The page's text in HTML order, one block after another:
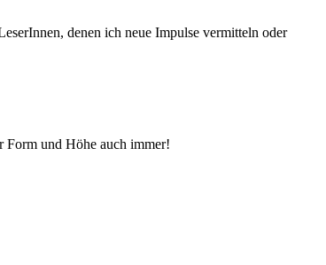
denen ich neue Im­pul­se vermitteln oder
und Höhe auch immer!